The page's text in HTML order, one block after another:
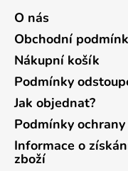
O nás
Obchodní
Nákupní košík
Podmínky
Jak objednat?
Podmínky
Informace o
zboží